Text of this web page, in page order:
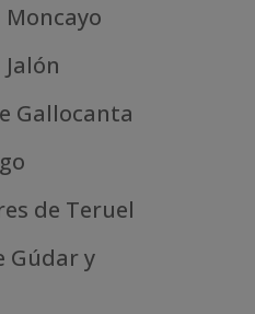
Moncayo
Gallocanta
de Teruel
Gúdar y